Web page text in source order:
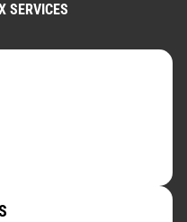
SERVICES